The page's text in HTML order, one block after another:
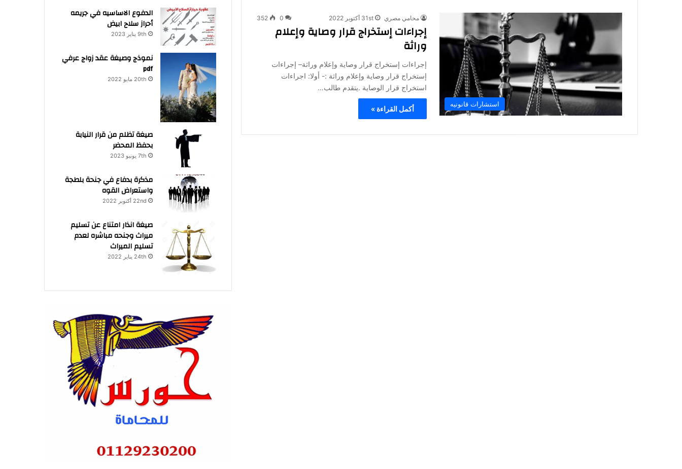
استشارات قانونيه
محامي مصري 31st أكتوبر 2022 0
352
إجراءات إستخراج قرار وصاية وإعلام
وراثة
إجراءات إستخراج قرار وصاية وإعلام وراثة– إجراءات
إستخراج قرار وصاية وإعلام وراثة :- أولا: اجراءات
استخراج قرار الوصاية .يتقدم طالب…
أكمل القراءة »
الدفوع الاساسيه في جريمه
أحراز سلاح ابيض
9th يناير 2023
نموذج وصيغة عقد زواج عرفي
pdf
20th مايو 2022
صيغة تظلم من قرار النيابة
بحفظ المحضر
7th يونيو 2023
مذكرة بدفاع في جنحة بلطجة
واستعراض القوه
22nd أكتوبر 2022
صيغة انذار امتناع عن تسليم
ميراث وجنحه مباشره لعدم
تسليم الميراث
24th يناير 2022